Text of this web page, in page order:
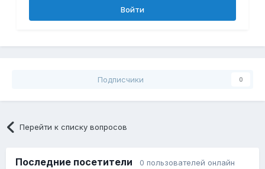
Войти
Подписчики 0
Перейти к списку вопросов
Последние посетители 0 пользователей онлайн